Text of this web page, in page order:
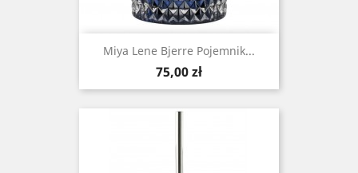
Miya Lene Bjerre Pojemnik...
Cena
75,00 zł